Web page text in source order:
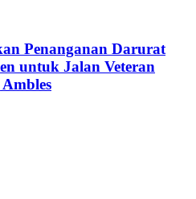
Penanganan Darurat
untuk Jalan Veteran